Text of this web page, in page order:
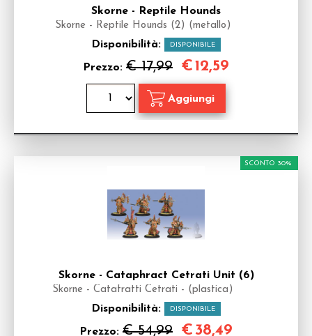
Skorne - Reptile Hounds
Skorne - Reptile Hounds (2) (metallo)
Disponibilità: DISPONIBILE
Prezzo: € 17,99 €12,59
Skorne - Cataphract Cetrati Unit (6)
Skorne - Catafratti Cetrati - (plastica)
Disponibilità: DISPONIBILE
Prezzo: € 54,99
SCONTO 30%
€ 38,49